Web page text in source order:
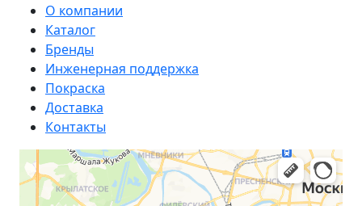
О компании
Каталог
Бренды
Инженерная поддержка
Покраска
Доставка
Контакты